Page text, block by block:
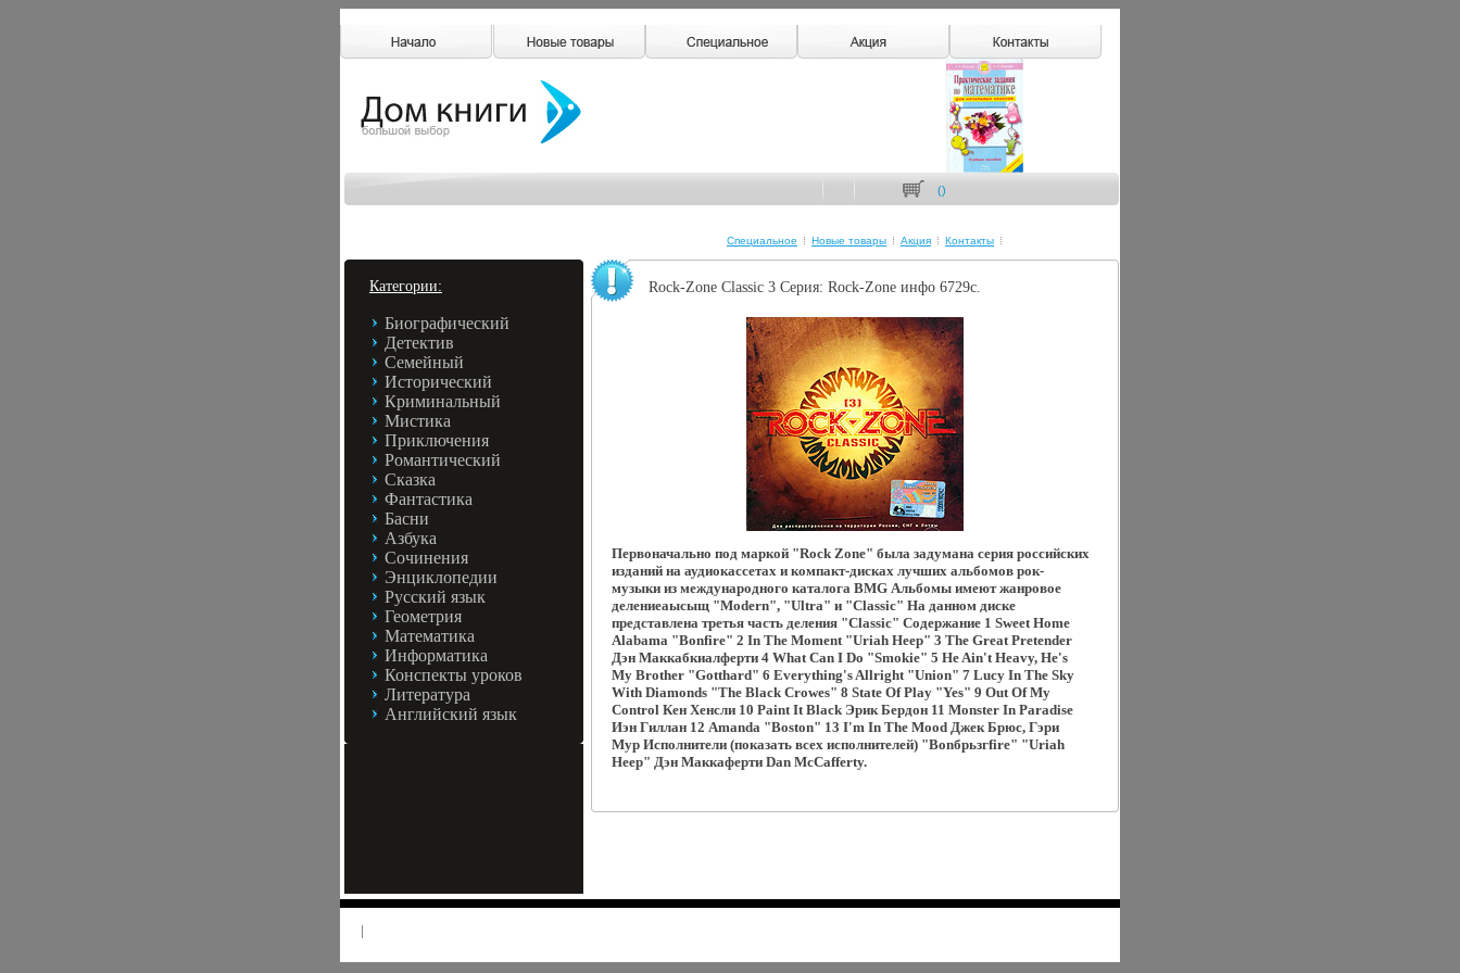
()
Специальное Новые товары Акция Контакты
Категории:
Биографический
Детектив
Семейный
Исторический
Криминальный
Мистика
Приключения
Романтический
Сказка
Фантастика
Басни
Азбука
Сочинения
Энциклопедии
Русский язык
Геометрия
Математика
Информатика
Конспекты уроков
Литература
Английский язык
Rock-Zone Classic 3 Серия: Rock-Zone инфо 6729c.
Первоначально под маркой "Rock Zone" была задумана серия российских
изданий на аудиокассетах и компакт-дисках лучших альбомов рок-
музыки из международного каталога BMG Альбомы имеют жанровое
делениеаысыщ "Modern", "Ultra" и "Classic" На данном диске
представлена третья часть деления "Classic" Содержание 1 Sweet Home
Alabama "Bonfire" 2 In The Moment "Uriah Heep" 3 The Great Pretender
Дэн Маккабкиалферти 4 What Can I Do "Smokie" 5 He Ain't Heavy, He's
My Brother "Gotthard" 6 Everything's Allright "Union" 7 Lucy In The Sky
With Diamonds "The Black Crowes" 8 State Of Play "Yes" 9 Out Of My
Control Кен Хенсли 10 Paint It Black Эрик Бердон 11 Monster In Paradise
Иэн Гиллан 12 Amanda "Boston" 13 I'm In The Mood Джек Брюс, Гэри
Мур Исполнители (показать всех исполнителей) "Bonбрьзгfire" "Uriah
Heep" Дэн Маккаферти Dan McCafferty.
|